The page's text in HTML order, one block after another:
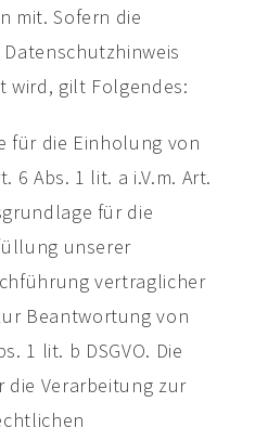
mit. Sofern die
wird, gilt Folgendes:
für die Einholung von
6 Abs. 1 lit. a i.V.m. Art.
für die
unserer
vertraglicher
Beantwortung von
1 lit. b DSGVO. Die
die Verarbeitung zur